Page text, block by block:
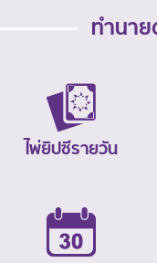
ทำนาย
ไพ่ยิปซีรายวัน